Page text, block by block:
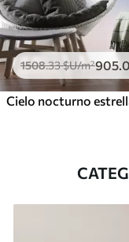
1508.33$U/m²905